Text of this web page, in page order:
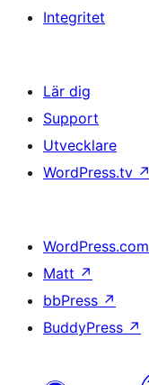
Integritet
Lär dig
Support
Utvecklare
WordPress.tv ↗
WordPress.com
Matt ↗
bbPress ↗
BuddyPress ↗